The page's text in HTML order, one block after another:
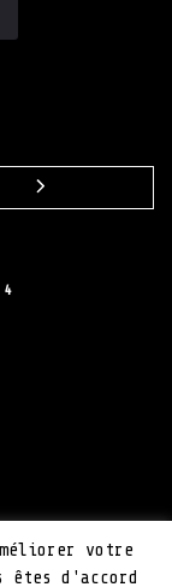
4
votre
êtes d'accord